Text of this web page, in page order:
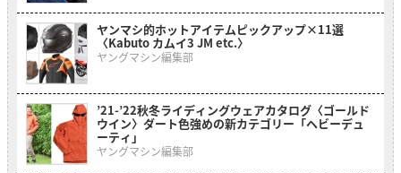
ヤンマシ的ホットアイテムピックアップ×11選
〈Kabuto カムイ3 JM etc.〉
ヤングマシン編集部
’21-’22秋冬ライディングウェアカタログ〈ゴールド
ウイン〉ダート色強めの新カテゴリー「ヘビーデュ
ーティ」
ヤングマシン編集部